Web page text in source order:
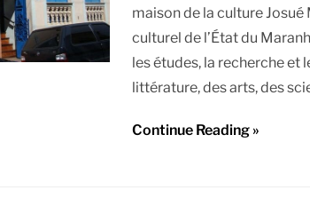
maison de la culture
culturel de l’État du
les études, la recherche et
littérature, des arts, des
Continue Reading »